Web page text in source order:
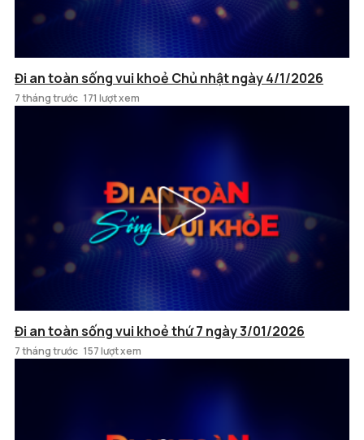
Đi an toàn sống vui khoẻ Chủ nhật ngày 4/1/2026
7 tháng trước 171 lượt xem
Đi an toàn sống vui khoẻ thứ 7 ngày 3/01/2026
7 tháng trước 157 lượt xem